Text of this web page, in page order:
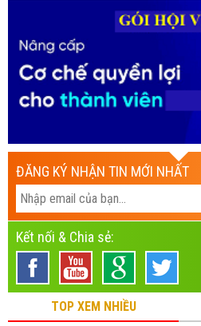
ĐĂNG KÝ NHẬN TIN MỚI NHẤT
Kết nối & Chia sẻ:
TOP XEM NHIỀU